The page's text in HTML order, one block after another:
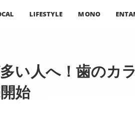
LIFESTYLE MONO
い人へ！歯のカ
始